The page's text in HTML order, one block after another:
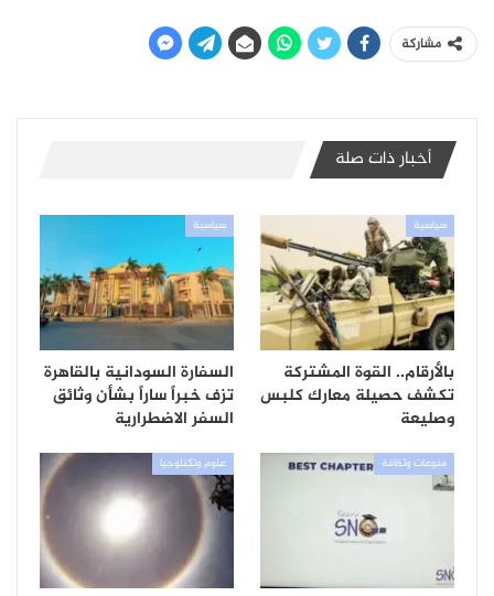
مشاركة
أخبار ذات صلة
سياسية
بالأرقام.. القوة المشتركة
تكشف حصيلة معارك كلبس
وصليعة
سياسية
السفارة السودانية بالقاهرة
تزف خبراً ساراً بشأن وثائق
السفر الاضطرارية
منوعات وثقافة علوم وتكنلوجيا